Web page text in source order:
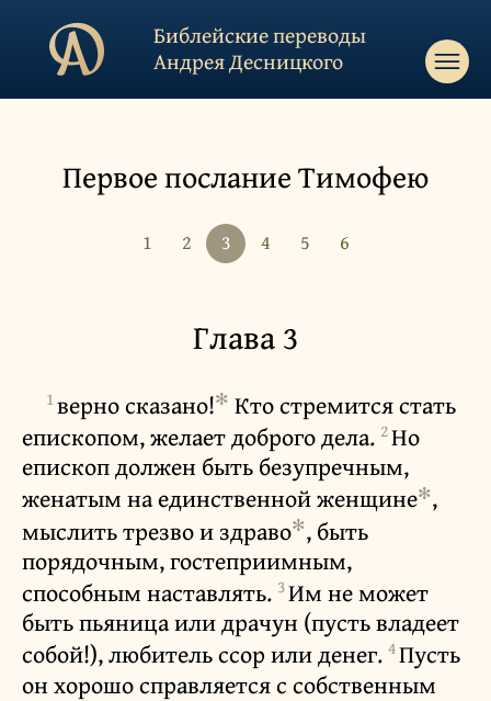
Библейские переводы
Андрея Десницкого
Первое послание Тимофею
1 2 3 4 5 6
Глава 3
1верно сказано!✻ Кто стремится стать
епископом, желает доброго дела. 2Но
епископ должен быть безупречным,
женатым на единственной женщине✻,
мыслить трезво и здраво✻, быть
порядочным, гостеприимным,
способным наставлять. 3Им не может
быть пьяница или драчун (пусть владеет
собой!), любитель ссор или денег. 4Пусть
он хорошо справляется с собственным